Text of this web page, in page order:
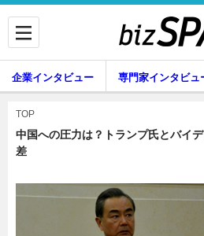
企業インタビュー
企業インタビュー 専門家インタビュ
暮らし
TOP
中国への圧力は？トランプ氏とバイ
差